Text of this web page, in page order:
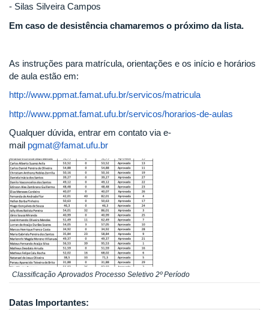
- Silas Silveira Campos
Em caso de desistência chamaremos o próximo da lista.
As instruções para matrícula, orientações e os início e horários
de aula estão em:
http://www.ppmat.famat.ufu.br/servicos/matricula
http://www.ppmat.famat.ufu.br/servicos/horarios-de-aulas
Qualquer dúvida, entrar em contato via e-
mail pgmat@famat.ufu.br
Classificação Aprovados Processo Seletivo 2º Período
Datas Importantes: